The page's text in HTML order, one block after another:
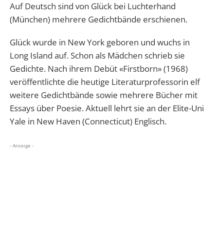
Auf Deutsch sind von Glück bei Luchterhand
(München) mehrere Gedichtbände erschienen.
Glück wurde in New York geboren und wuchs in
Long Island auf. Schon als Mädchen schrieb sie
Gedichte. Nach ihrem Debüt «Firstborn» (1968)
veröffentlichte die heutige Literaturprofessorin elf
weitere Gedichtbände sowie mehrere Bücher mit
Essays über Poesie. Aktuell lehrt sie an der Elite-Uni
Yale in New Haven (Connecticut) Englisch.
- Anzeige -